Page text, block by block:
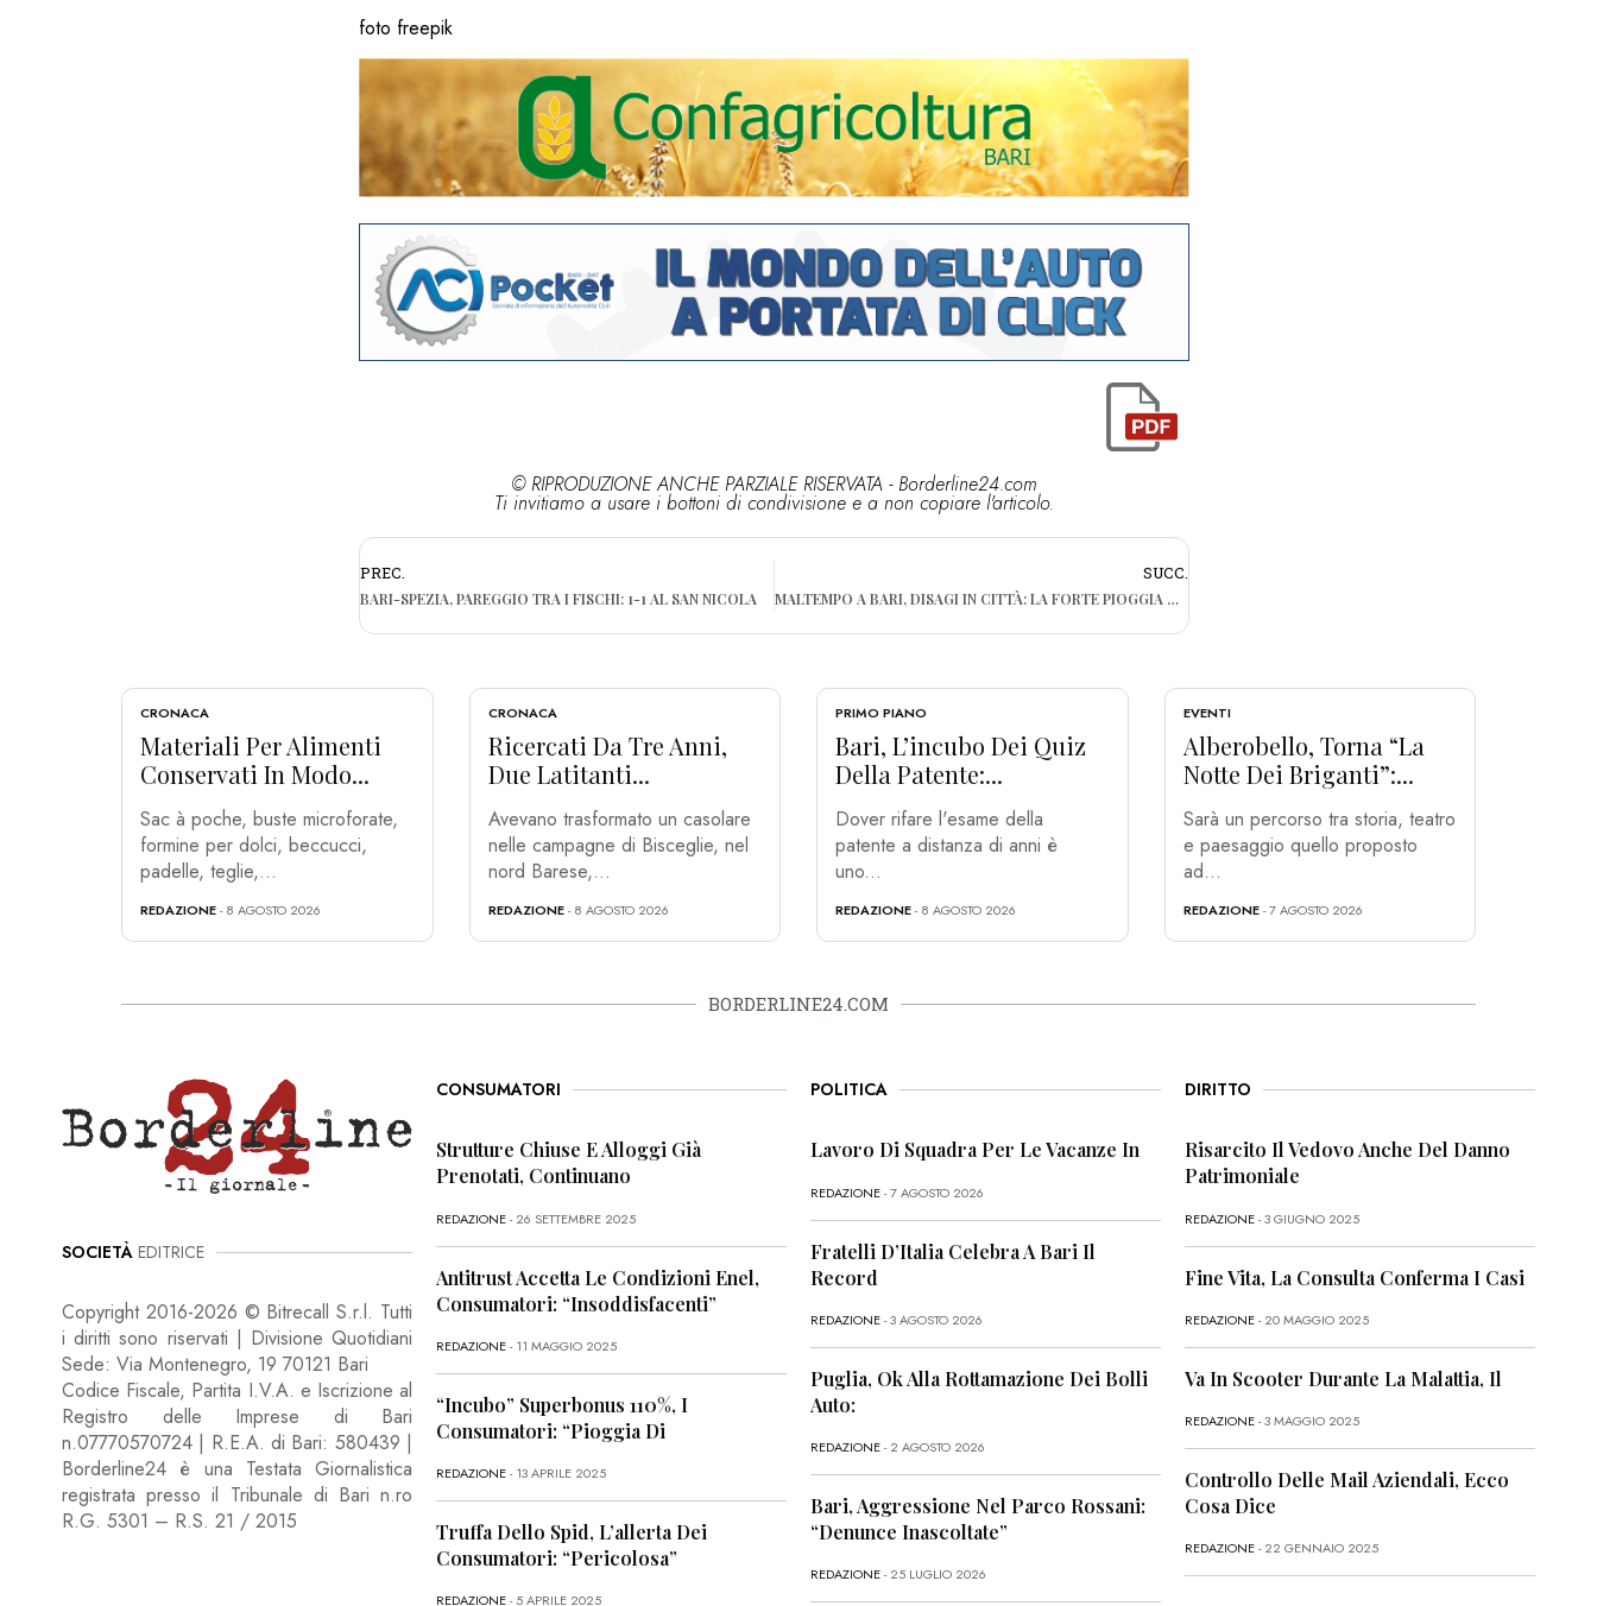
foto freepik
© RIPRODUZIONE ANCHE PARZIALE RISERVATA - Borderline24.com
Ti invitiamo a usare i bottoni di condivisione e a non copiare l'articolo.
PREC.
BARI-SPEZIA, PAREGGIO TRA I FISCHI: 1-1 AL SAN NICOLA
SUCC.
MALTEMPO A BARI, DISAGI IN CITTÀ: LA FORTE PIOGGIA ALLAGA LE STRADE
CRONACA
Materiali Per Alimenti
Conservati In Modo...
Sac à poche, buste microforate,
formine per dolci, beccucci,
padelle, teglie,...
REDAZIONE- 8 AGOSTO 2026
CRONACA
Ricercati Da Tre Anni,
Due Latitanti...
Avevano trasformato un casolare
nelle campagne di Bisceglie, nel
nord Barese,...
REDAZIONE- 8 AGOSTO 2026
PRIMO PIANO
Bari, L’incubo Dei Quiz
Della Patente:...
Dover rifare l'esame della
patente a distanza di anni è
uno...
REDAZIONE- 8 AGOSTO 2026
EVENTI
Alberobello, Torna “La
Notte Dei Briganti”:...
Sarà un percorso tra storia, teatro
e paesaggio quello proposto
ad...
REDAZIONE- 7 AGOSTO 2026
BORDERLINE24.COM
SOCIETÀ EDITRICE
Copyright 2016-2026 © Bitrecall S.r.l. Tutti
i diritti sono riservati | Divisione Quotidiani
Sede: Via Montenegro, 19 70121 Bari
Codice Fiscale, Partita I.V.A. e Iscrizione al
Registro delle Imprese di Bari
n.07770570724 | R.E.A. di Bari: 580439 |
Borderline24 è una Testata Giornalistica
registrata presso il Tribunale di Bari n.ro
R.G. 5301 – R.S. 21 / 2015
CONSUMATORI
Strutture Chiuse E Alloggi Già
Prenotati, Continuano
REDAZIONE- 26 SETTEMBRE 2025
Antitrust Accetta Le Condizioni Enel,
Consumatori: “Insoddisfacenti”
REDAZIONE- 11 MAGGIO 2025
“Incubo” Superbonus 110%, I
Consumatori: “Pioggia Di
REDAZIONE- 13 APRILE 2025
Truffa Dello Spid, L’allerta Dei
Consumatori: “Pericolosa”
REDAZIONE- 5 APRILE 2025
POLITICA
Lavoro Di Squadra Per Le Vacanze In
REDAZIONE- 7 AGOSTO 2026
Fratelli D’Italia Celebra A Bari Il
Record
REDAZIONE- 3 AGOSTO 2026
Puglia, Ok Alla Rottamazione Dei Bolli
Auto:
REDAZIONE- 2 AGOSTO 2026
Bari, Aggressione Nel Parco Rossani:
“Denunce Inascoltate”
REDAZIONE- 25 LUGLIO 2026
DIRITTO
Risarcito Il Vedovo Anche Del Danno
Patrimoniale
REDAZIONE- 3 GIUGNO 2025
Fine Vita, La Consulta Conferma I Casi
REDAZIONE- 20 MAGGIO 2025
Va In Scooter Durante La Malattia, Il
REDAZIONE- 3 MAGGIO 2025
Controllo Delle Mail Aziendali, Ecco
Cosa Dice
REDAZIONE- 22 GENNAIO 2025